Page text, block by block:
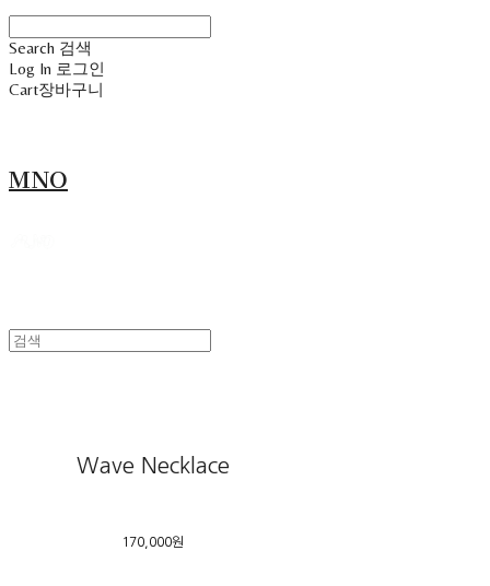
Search 검색
Log In 로그인
Cart장바구니
MNO
Wave Necklace
170,000원